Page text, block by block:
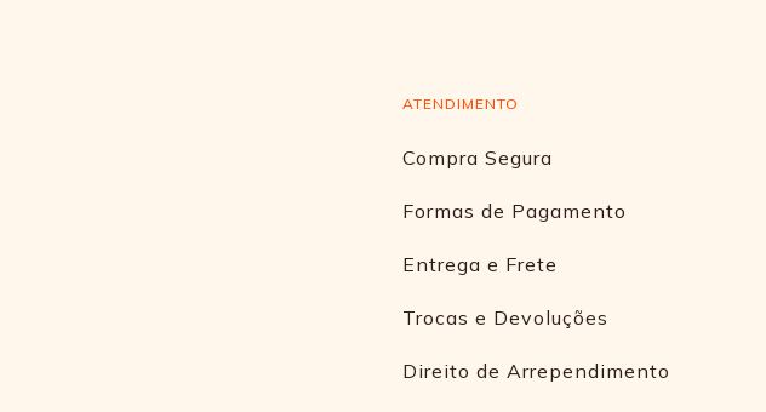
ATENDIMENTO
Compra Segura
Formas de Pagamento
Entrega e Frete
Trocas e Devoluções
Direito de Arrependimento